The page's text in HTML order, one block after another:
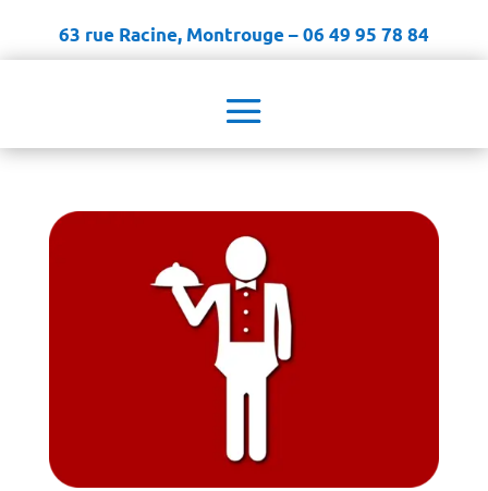
63 rue Racine, Montrouge – 06 49 95 78 84